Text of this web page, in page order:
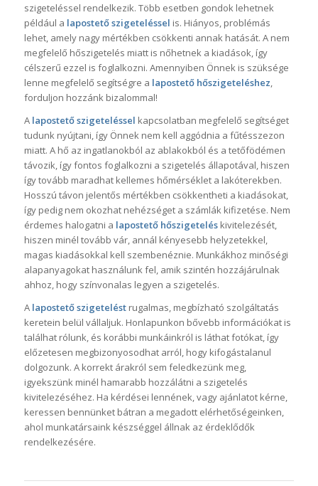
szigeteléssel rendelkezik. Több esetben gondok lehetnek
például a lapostető szigeteléssel is. Hiányos, problémás
lehet, amely nagy mértékben csökkenti annak hatását. A nem
megfelelő hőszigetelés miatt is nőhetnek a kiadások, így
célszerű ezzel is foglalkozni. Amennyiben Önnek is szüksége
lenne megfelelő segítségre a lapostető hőszigeteléshez,
forduljon hozzánk bizalommal!
A lapostető szigeteléssel kapcsolatban megfelelő segítséget
tudunk nyújtani, így Önnek nem kell aggódnia a fűtésszezon
miatt. A hő az ingatlanokból az ablakokból és a tetőfödémen
távozik, így fontos foglalkozni a szigetelés állapotával, hiszen
így tovább maradhat kellemes hőmérséklet a lakóterekben.
Hosszú távon jelentős mértékben csökkentheti a kiadásokat,
így pedig nem okozhat nehézséget a számlák kifizetése. Nem
érdemes halogatni a lapostető hőszigeteléskivitelezését,
hiszen minél tovább vár, annál kényesebb helyzetekkel,
magas kiadásokkal kell szembenéznie. Munkákhoz minőségi
alapanyagokat használunk fel, amik szintén hozzájárulnak
ahhoz, hogy színvonalas legyen a szigetelés.
A lapostető szigeteléstrugalmas, megbízható szolgáltatás
keretein belül vállaljuk. Honlapunkon bővebb információkat is
találhat rólunk, és korábbi munkáinkról is láthat fotókat, így
előzetesen megbizonyosodhat arról, hogy kifogástalanul
dolgozunk. A korrekt árakról sem feledkezünk meg,
igyekszünk minél hamarabb hozzálátni a szigetelés
kivitelezéséhez. Ha kérdései lennének, vagy ajánlatot kérne,
keressen bennünket bátran a megadott elérhetőségeinken,
ahol munkatársaink készséggel állnak az érdeklődők
rendelkezésére.